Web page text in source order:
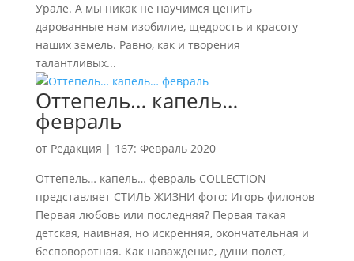
Урале. А мы никак не научимся ценить
дарованные нам изобилие, щедрость и красоту
наших земель. Равно, как и творения
талантливых...
Оттепель… капель…
февраль
от Редакция | 167: Февраль 2020
Оттепель… капель… февраль COLLECTION
представляет СТИЛЬ ЖИЗНИ фото: Игорь филонов
Первая любовь или последняя? Первая такая
детская, наивная, но искренняя, окончательная и
бесповоротная. Как наваждение, души полёт,